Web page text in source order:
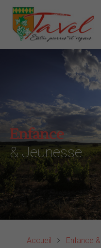
Enfance
& Jeunesse
Accueil Enfance &